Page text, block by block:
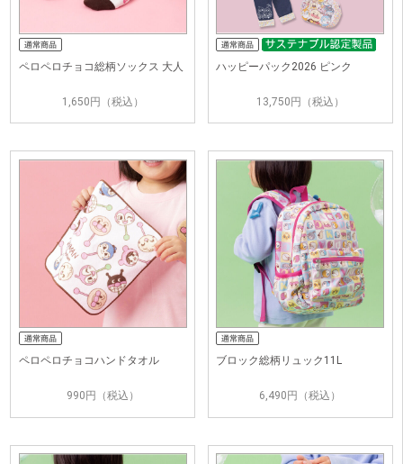
ペロペロチョコ総柄ソックス 大人
1,650円（税込）
ハッピーパック2026 ピンク
13,750円（税込）
ペロペロチョコハンドタオル
990円（税込）
ブロック総柄リュック11L
6,490円（税込）